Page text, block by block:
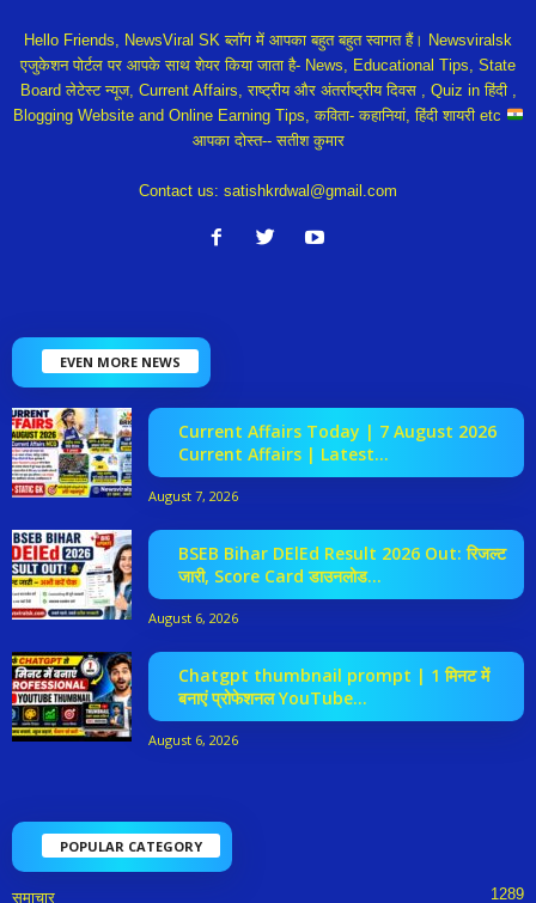
Hello Friends, NewsViral SK ब्लॉग में आपका बहुत बहुत स्वागत हैं। Newsviralsk
एजुकेशन पोर्टल पर आपके साथ शेयर किया जाता है- News, Educational Tips, State
Board लेटेस्ट न्यूज, Current Affairs, राष्ट्रीय और अंतर्राष्ट्रीय दिवस , Quiz in हिंदी ,
Blogging Website and Online Earning Tips, कविता- कहानियां, हिंदी शायरी etc
आपका दोस्त-- सतीश कुमार
Contact us: satishkrdwal@gmail.com
EVEN MORE NEWS
Current Affairs Today | 7 August 2026
Current Affairs | Latest...
August 7, 2026
BSEB Bihar DElEd Result 2026 Out: रिजल्ट
जारी, Score Card डाउनलोड...
August 6, 2026
Chatgpt thumbnail prompt | 1 मिनट में
बनाएं प्रोफेशनल YouTube...
August 6, 2026
POPULAR CATEGORY
समाचार 1289